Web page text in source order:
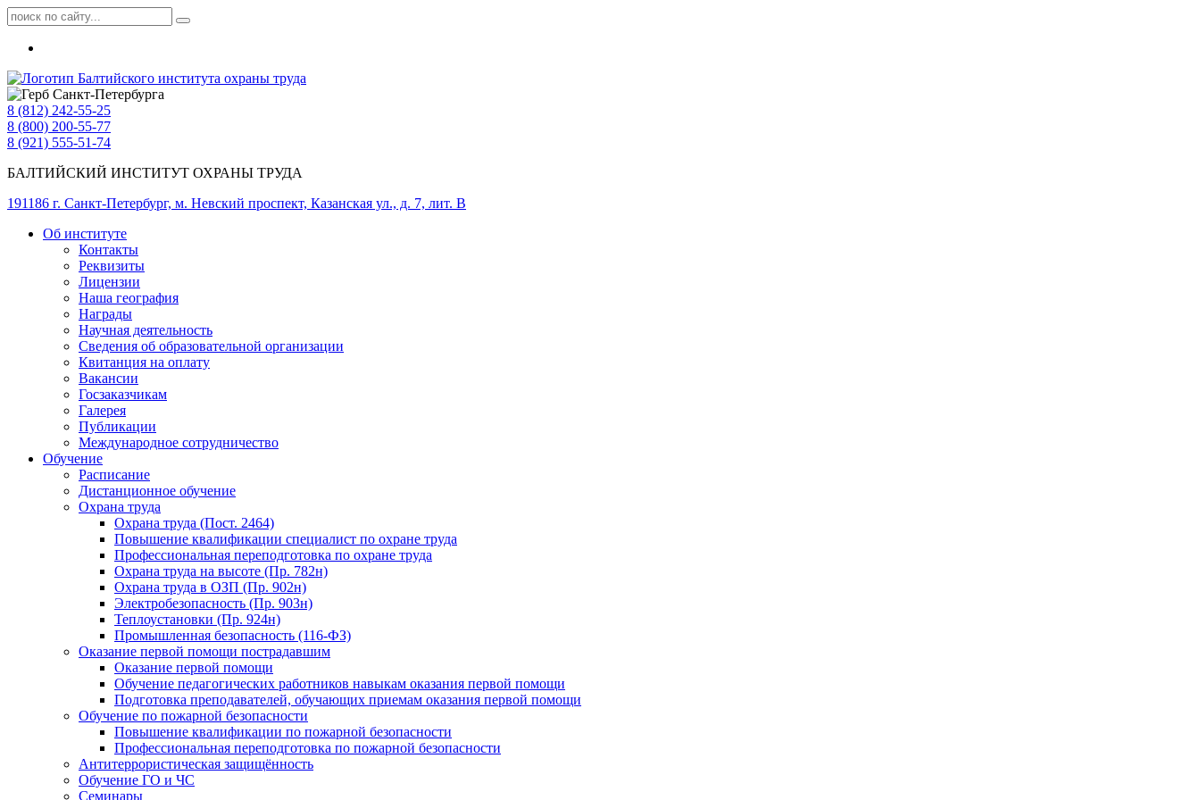
8 (812) 242-55-25
8 (800) 200-55-77
8 (921) 555-51-74
БАЛТИЙСКИЙ ИНСТИТУТ ОХРАНЫ ТРУДА
191186 г. Санкт-Петербург, м. Невский проспект, Казанская ул., д. 7, лит. В
Об институте
Контакты
Реквизиты
Лицензии
Наша география
Награды
Научная деятельность
Сведения об образовательной организации
Квитанция на оплату
Вакансии
Госзаказчикам
Галерея
Публикации
Международное сотрудничество
Обучение
Расписание
Дистанционное обучение
Охрана труда
Охрана труда (Пост. 2464)
Повышение квалификации специалист по охране труда
Профессиональная переподготовка по охране труда
Охрана труда на высоте (Пр. 782н)
Охрана труда в ОЗП (Пр. 902н)
Электробезопасность (Пр. 903н)
Теплоустановки (Пр. 924н)
Промышленная безопасность (116-ФЗ)
Оказание первой помощи пострадавшим
Оказание первой помощи
Обучение педагогических работников навыкам оказания первой помощи
Подготовка преподавателей, обучающих приемам оказания первой помощи
Обучение по пожарной безопасности
Повышение квалификации по пожарной безопасности
Профессиональная переподготовка по пожарной безопасности
Антитеррористическая защищённость
Обучение ГО и ЧС
Семинары